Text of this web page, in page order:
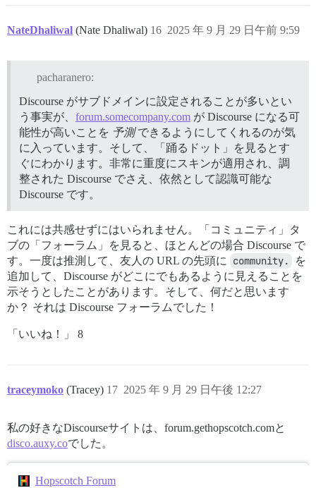
NateDhaliwal (Nate Dhaliwal) 2025 年 9 月 29 日午前 9:59
16
pacharanero:
Discourse がサブドメインに設定されることが多いとい
う事実が、 forum.somecompany.com が Discourse になる可
能性が高いことを 予測できるようにしてくれるのが気
に入っています。そして、「踊るドット」を見るとす
ぐにわかります。非常に重度にスキンが適用され、調
整された Discourse でさえ、依然として認識可能な
Discourse です。
これには共感せずにはいられません。「コミュニティ」タ
ブの「フォーラム」を見ると、ほとんどの場合 Discourse で
す。一度は推測して、友人の URL の先頭に
community.
を
追加して、Discourse がどこにでもあるように見えることを
示そうとしたことがあります。そして、何だと思います
か？ それは Discourse フォーラムでした！
「いいね！」 8
traceymoko (Tracey) 2025 年 9 月 29 日午後 12:27
17
私の好きなDiscourseサイトは、forum.gethopscotch.comと
disco.auxy.coでした。
Hopscotch Forum